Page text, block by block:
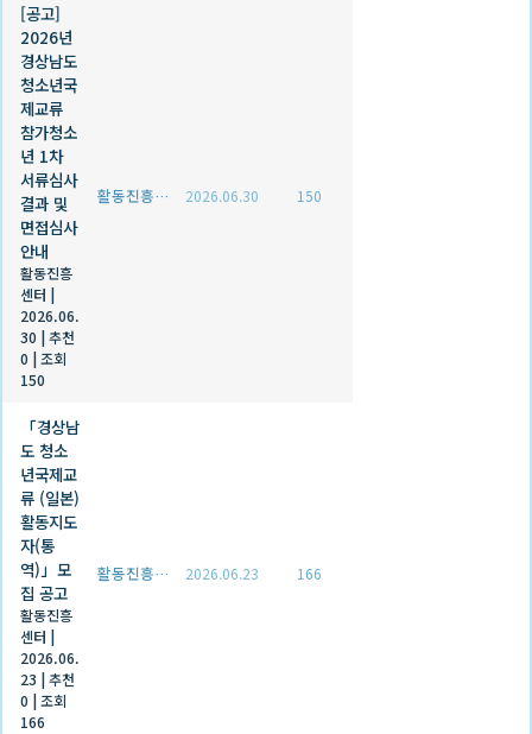
[공고]
2026년
경상남도
청소년국
제교류
참가청소
년 1차
서류심사
결과 및
면접심사
안내
활동진흥
센터 |
2026.06.
30 |추천
0 |조회
150
활동진흥센터 2026.06.30 150
「경상남
도 청소
년국제교
류 (일본)
활동지도
자(통
역)」모
집 공고
활동진흥
센터 |
2026.06.
23 |추천
0 |조회
166
활동진흥센터 2026.06.23 166